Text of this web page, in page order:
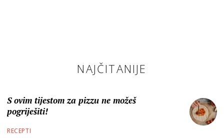
NAJČITANIJE
S ovim tijestom za pizzu ne možeš
pogriješiti!
RECEPTI